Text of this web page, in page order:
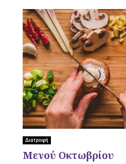
Διατροφή
Μενού Οκτωβρίου